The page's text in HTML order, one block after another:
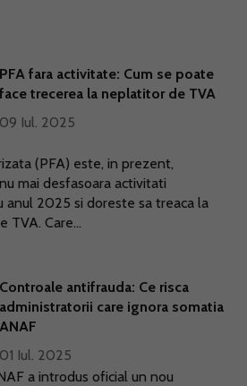
PFA fara activitate: Cum se poate
face trecerea la neplatitor de TVA
09 Iul. 2025
(PFA) este, in prezent,
mai desfasoara activitati
anul 2025 si doreste sa treaca la
TVA. Care...
Controale antifrauda: Ce risca
administratorii care ignora somatia
ANAF
01 Iul. 2025
a introdus oficial un nou